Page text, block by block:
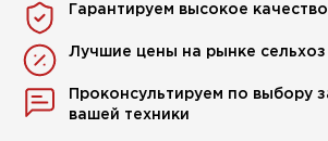
Гарантируем высокое
Лучшие цены на рынке сельхоз
Проконсультируем по выбору
вашей техники